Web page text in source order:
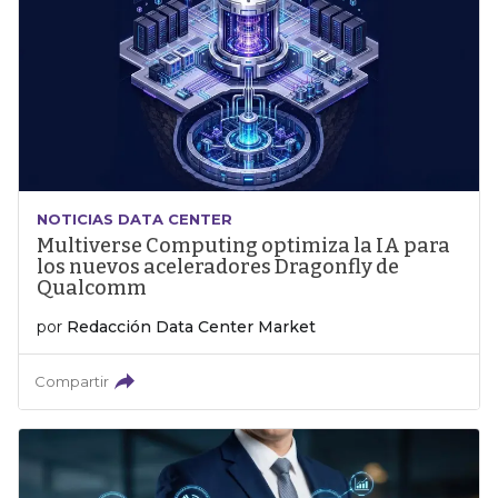
NOTICIAS DATA CENTER
Multiverse Computing optimiza la IA para
los nuevos aceleradores Dragonfly de
Qualcomm
por Redacción Data Center Market
Compartir